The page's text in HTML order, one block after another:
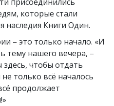
которые стали
наследия Книги Один.
– это только начало. «И
тему нашего вечера, –
чтобы отдать
только всё началось
продолжает